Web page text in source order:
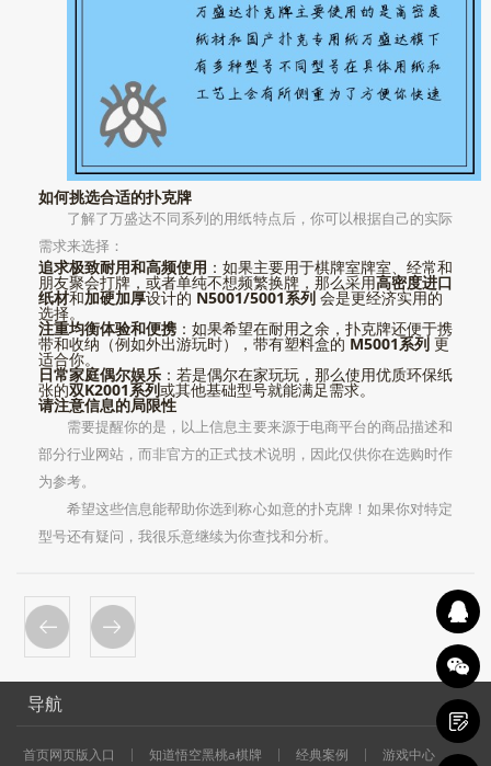
如何挑选合适的扑克牌
了解了万盛达不同系列的用纸特点后，你可以根据自己的实际
需求来选择：
追求极致耐用和高频使用 ：如果主要用于棋牌室牌室、经常和
朋友聚会打牌，或者单纯不想频繁换牌，那么采用高密度进口
纸材和加硬加厚设计的 N5001/5001系列会是更经济实用的
选择。
注重均衡体验和便携 ：如果希望在耐用之余，扑克牌还便于携
带和收纳（例如外出游玩时），带有塑料盒的M5001系列 更
适合你。
日常家庭偶尔娱乐 ：若是偶尔在家玩玩，那么使用优质环保纸
张的双K2001系列或其他基础型号就能满足需求。
请注意信息的局限性
需要提醒你的是，以上信息主要来源于电商平台的商品描述和
部分行业网站，而非官方的正式技术说明，因此仅供你在选购时作
为参考。
希望这些信息能帮助你选到称心如意的扑克牌！如果你对特定
型号还有疑问，我很乐意继续为你查找和分析。
导航
首页网页版入口 知道悟空黑桃a棋牌 经典案例 游戏中心